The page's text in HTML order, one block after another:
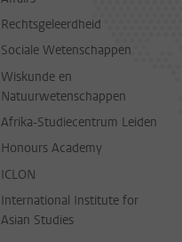
Rechtsgeleerdheid
Sociale Wetenschappen
Wiskunde en
Natuurwetenschappen
Afrika-Studiecentrum Leiden
Honours Academy
ICLON
International Institute for
Asian Studies